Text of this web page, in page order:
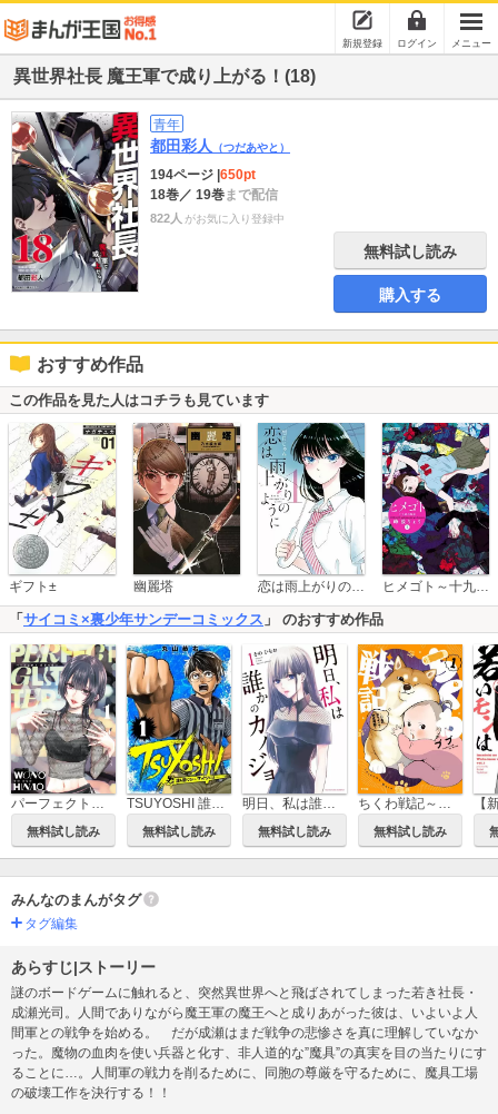
新規登録 ログイン メニュー
異世界社長 魔王軍で成り上がる！(18)
青年
都田彩人 （つだあやと）
194ページ 650pt
18巻／ 19巻まで配信
822人 がお気に入り登録中
無料試し読み
購入する
おすすめ作品
この作品を見た人はコチラも見ています
ギフト± 幽麗塔 恋は雨上がりのように ヒメゴト～十九歳の制服～
「 サイコミ×裏少年サンデーコミックス 」 のおすすめ作品
パーフェクトグリッター
無料試し読み 無料試し読み 無料試し読み
ちくわ戦記～おれのカワイイで地球侵略～
無料試し読み
みんなのまんがタグ
タグ編集
あらすじ|ストーリー
謎のボードゲームに触れると、突然異世界へと飛ばされてしまった若き社長・
成瀬光司。人間でありながら魔王軍の魔王へと成りあがった彼は、いよいよ人
間軍との戦争を始める。 だが成瀬はまだ戦争の悲惨さを真に理解していなか
った。魔物の血肉を使い兵器と化す、非人道的な”魔具”の真実を目の当たりにす
ることに…。人間軍の戦力を削るために、同胞の尊厳を守るために、魔具工場
の破壊工作を決行する！！